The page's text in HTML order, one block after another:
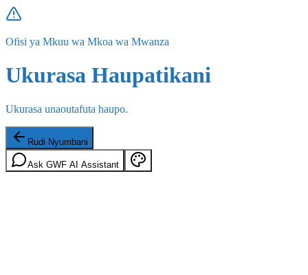
Ofisi ya Mkuu wa Mkoa wa Mwanza
Ukurasa Haupatikani
Ukurasa unaoutafuta haupo.
Rudi Nyumbani
Ask GWF AI Assistant